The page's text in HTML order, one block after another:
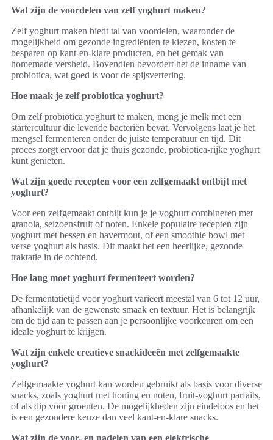
Wat zijn de voordelen van zelf yoghurt maken?
Zelf yoghurt maken biedt tal van voordelen, waaronder de
mogelijkheid om gezonde ingrediënten te kiezen, kosten te
besparen op kant-en-klare producten, en het gemak van
homemade versheid. Bovendien bevordert het de inname van
probiotica, wat goed is voor de spijsvertering.
Hoe maak je zelf probiotica yoghurt?
Om zelf probiotica yoghurt te maken, meng je melk met een
startercultuur die levende bacteriën bevat. Vervolgens laat je het
mengsel fermenteren onder de juiste temperatuur en tijd. Dit
proces zorgt ervoor dat je thuis gezonde, probiotica-rijke yoghurt
kunt genieten.
Wat zijn goede recepten voor een zelfgemaakt ontbijt met
yoghurt?
Voor een zelfgemaakt ontbijt kun je je yoghurt combineren met
granola, seizoensfruit of noten. Enkele populaire recepten zijn
yoghurt met bessen en havermout, of een smoothie bowl met
verse yoghurt als basis. Dit maakt het een heerlijke, gezonde
traktatie in de ochtend.
Hoe lang moet yoghurt fermenteert worden?
De fermentatietijd voor yoghurt varieert meestal van 6 tot 12 uur,
afhankelijk van de gewenste smaak en textuur. Het is belangrijk
om de tijd aan te passen aan je persoonlijke voorkeuren om een
ideale yoghurt te krijgen.
Wat zijn enkele creatieve snackideeën met zelfgemaakte
yoghurt?
Zelfgemaakte yoghurt kan worden gebruikt als basis voor diverse
snacks, zoals yoghurt met honing en noten, fruit-yoghurt parfaits,
of als dip voor groenten. De mogelijkheden zijn eindeloos en het
is een gezondere keuze dan veel kant-en-klare snacks.
Wat zijn de voor- en nadelen van een elektrische